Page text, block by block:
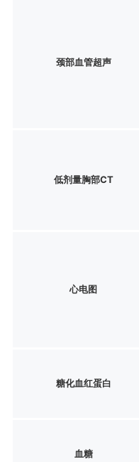
颈部血管超声
低剂量胸部CT
心电图
糖化血红蛋白
血糖